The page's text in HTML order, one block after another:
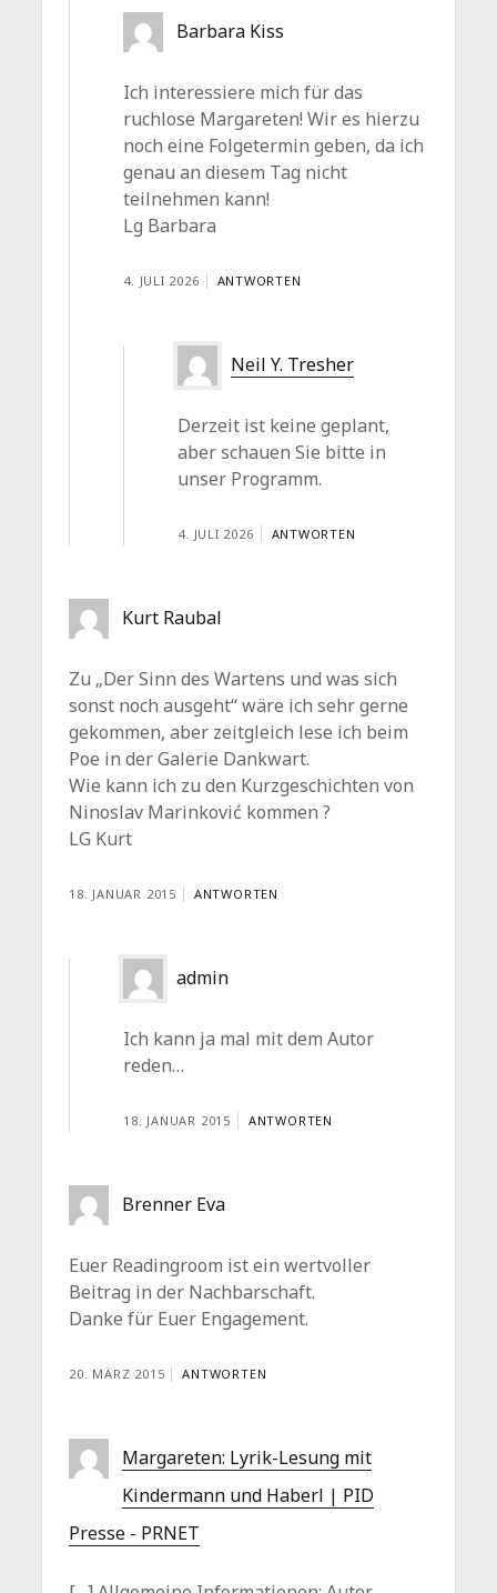
Barbara Kiss
Ich interessiere mich für das
ruchlose Margareten! Wir es hierzu
noch eine Folgetermin geben, da ich
genau an diesem Tag nicht
teilnehmen kann!
Lg Barbara
4. JULI 2026 ANTWORTEN
Neil Y. Tresher
Derzeit ist keine geplant,
aber schauen Sie bitte in
unser Programm.
4. JULI 2026 ANTWORTEN
Kurt Raubal
Zu „Der Sinn des Wartens und was sich
sonst noch ausgeht“ wäre ich sehr gerne
gekommen, aber zeitgleich lese ich beim
Poe in der Galerie Dankwart.
Wie kann ich zu den Kurzgeschichten von
Ninoslav Marinković kommen ?
LG Kurt
18. JANUAR 2015 ANTWORTEN
admin
Ich kann ja mal mit dem Autor
reden…
18. JANUAR 2015 ANTWORTEN
Brenner Eva
Euer Readingroom ist ein wertvoller
Beitrag in der Nachbarschaft.
Danke für Euer Engagement.
20. MÄRZ 2015 ANTWORTEN
Margareten: Lyrik-Lesung mit
Kindermann und Haberl | PID
Presse - PRNET